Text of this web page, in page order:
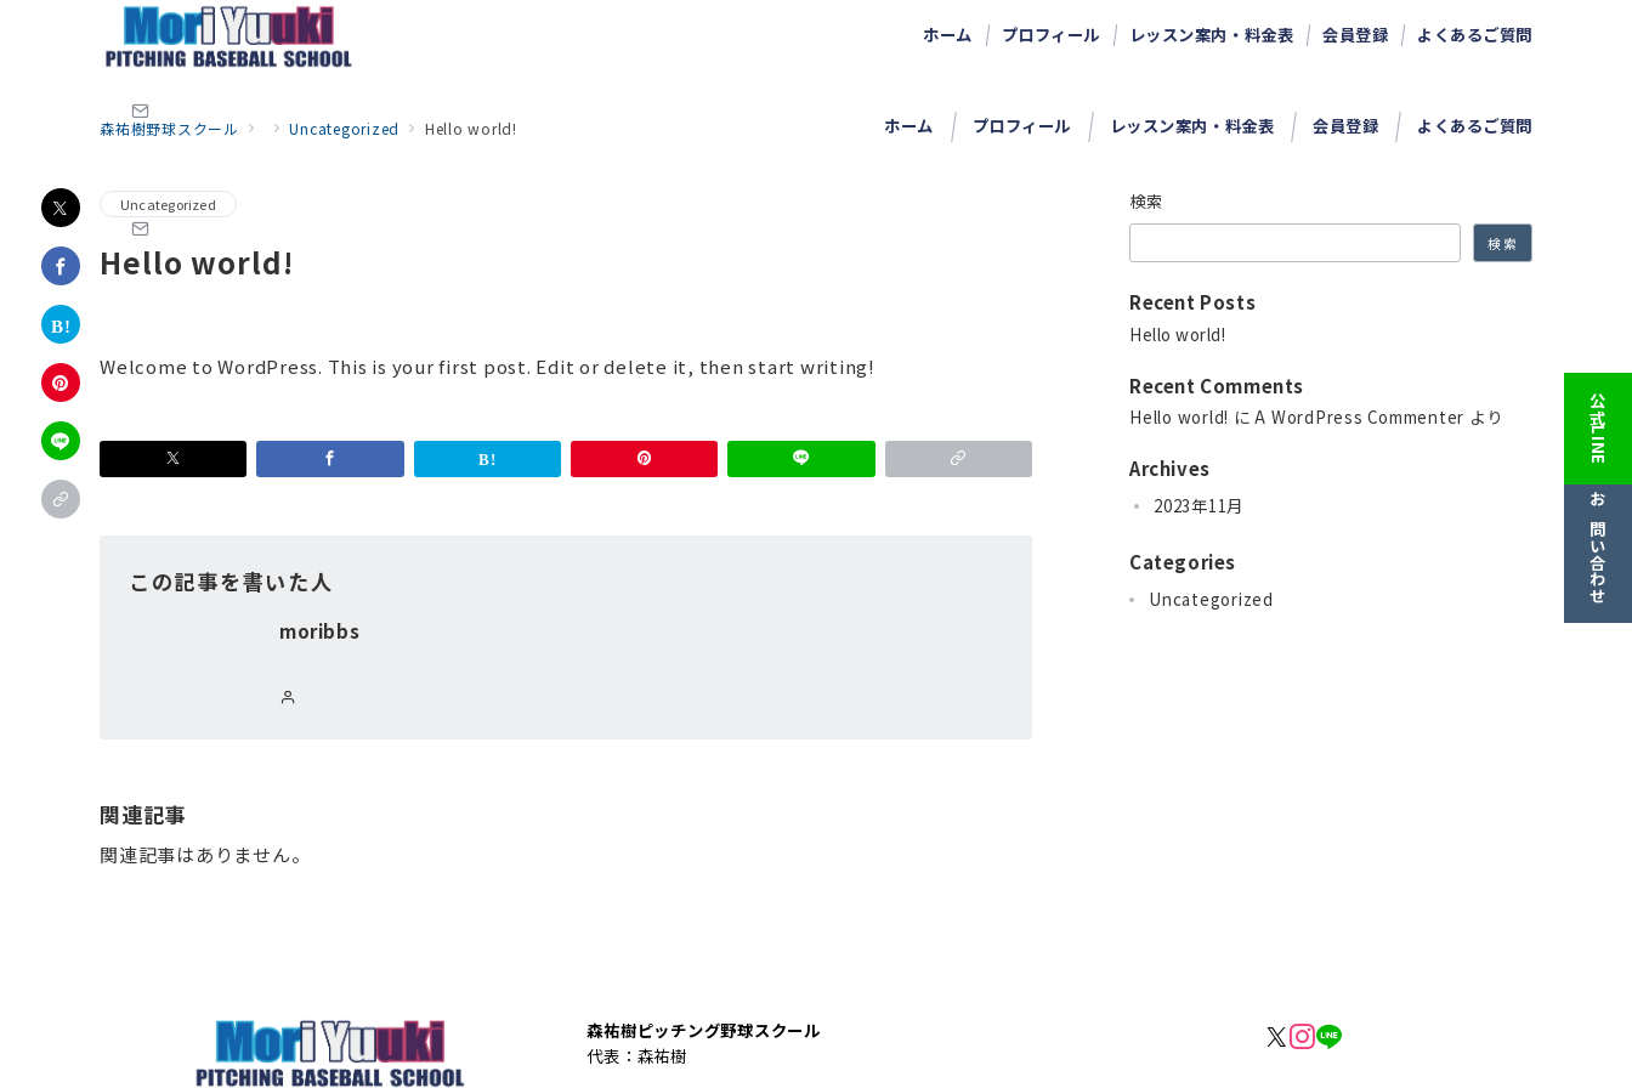
ホーム プロフィール レッスン案内・料金表 会員登録 よくあるご質問
ホーム プロフィール レッスン案内・料金表 会員登録 よくあるご質問
森祐樹野球スクール Uncategorized Hello world!
Uncategorized
Hello world!
Welcome to WordPress. This is your first post. Edit or delete it, then start writing!
この記事を書いた人
moribbs
関連記事
関連記事はありません。
検索
検索
Recent Posts
Hello world!
Recent Comments
Hello world! にA WordPress Commenter より
Archives
2023年11月
Categories
Uncategorized
森祐樹ピッチング野球スクール
代表：森祐樹
公式LINE
お問い合わせ